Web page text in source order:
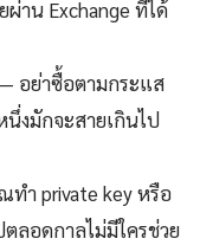
าน Exchange ที่ได้
อย่าซื้อตามกระแส
งมักจะสายเกินไป
ำ private key หรือ
ลอดกาลไม่มีใครช่วย